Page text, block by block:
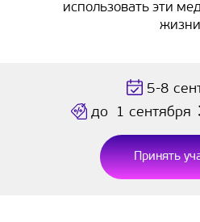
использовать эти
жизни
5-8
до
1 сентября
Принять